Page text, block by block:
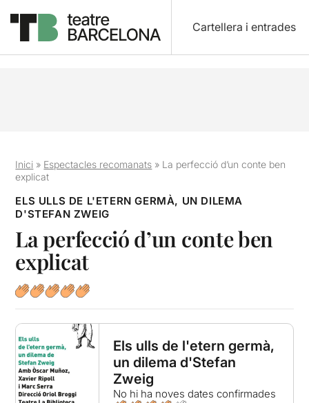
Cartellera i entrades
Inici » Espectacles recomanats » La perfecció d’un conte ben
explicat
ELS ULLS DE L'ETERN GERMÀ, UN DILEMA
D'STEFAN ZWEIG
La perfecció d’un conte ben
explicat
Els ulls de l'etern germà,
un dilema d'Stefan
Zweig
No hi ha noves dates confirmades